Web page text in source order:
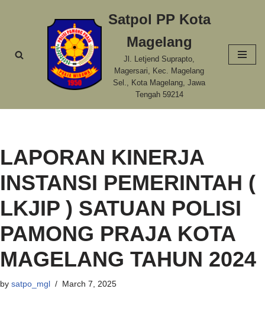
content
Satpol PP Kota
Magelang
Jl. Letjend Suprapto,
Magersari, Kec. Magelang
Sel., Kota Magelang, Jawa
Tengah 59214
LAPORAN KINERJA
INSTANSI PEMERINTAH (
LKJIP ) SATUAN POLISI
PAMONG PRAJA KOTA
MAGELANG TAHUN 2024
by satpo_mgl March 7, 2025